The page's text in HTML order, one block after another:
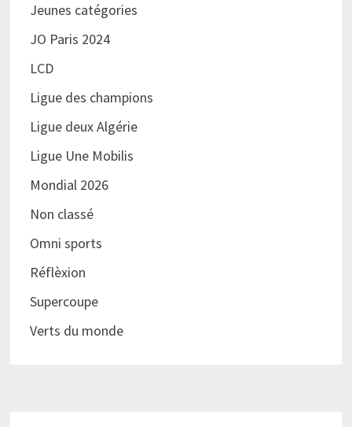
Jeunes catégories
JO Paris 2024
LCD
Ligue des champions
Ligue deux Algérie
Ligue Une Mobilis
Mondial 2026
Non classé
Omni sports
Réflèxion
Supercoupe
Verts du monde